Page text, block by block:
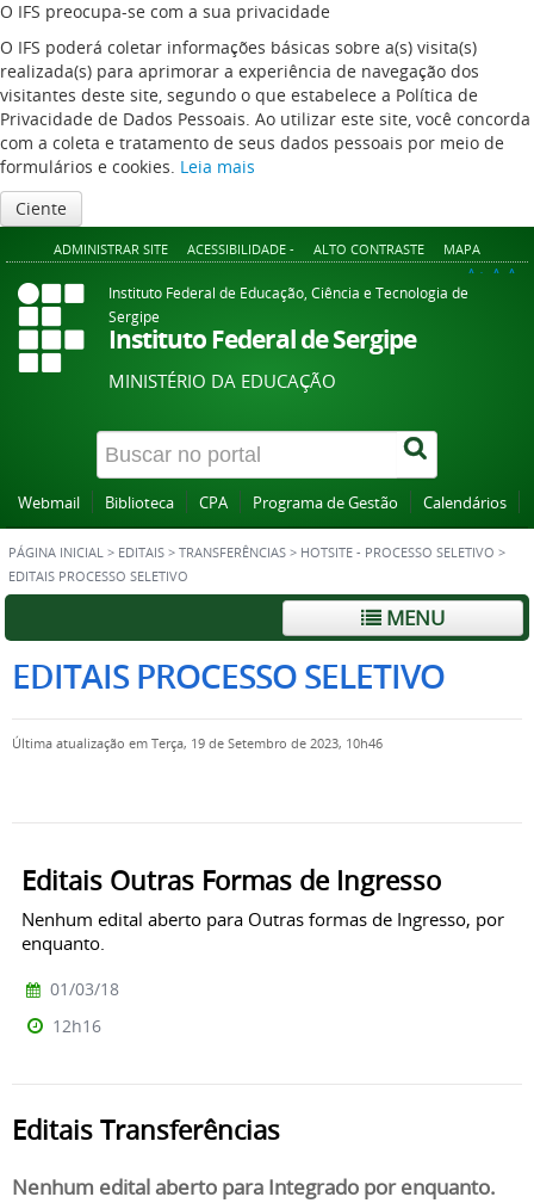
O IFS preocupa-se com a sua privacidade
O IFS poderá coletar informações básicas sobre a(s) visita(s)
realizada(s) para aprimorar a experiência de navegação dos
visitantes deste site, segundo o que estabelece a Política de
Privacidade de Dados Pessoais. Ao utilizar este site, você concorda
com a coleta e tratamento de seus dados pessoais por meio de
formulários e cookies. Leia mais
Ciente
ADMINISTRAR SITE ACESSIBILIDADE - ALTO CONTRASTE MAPA
A+ A A-
Instituto Federal de Educação, Ciência e Tecnologia de
Sergipe
Instituto Federal de Sergipe
MINISTÉRIO DA EDUCAÇÃO
Webmail Biblioteca CPA Programa de Gestão Calendários
PÁGINA INICIAL > EDITAIS > TRANSFERÊNCIAS > HOTSITE - PROCESSO SELETIVO >
EDITAIS PROCESSO SELETIVO
MENU
EDITAIS PROCESSO SELETIVO
Última atualização em Terça, 19 de Setembro de 2023, 10h46
Editais Outras Formas de Ingresso
Nenhum edital aberto para Outras formas de Ingresso, por
enquanto.
01/03/18
12h16
Editais Transferências
Nenhum edital aberto para Integrado por enquanto.